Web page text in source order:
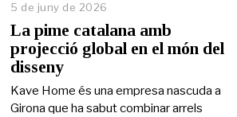
5 de juny de 2026
d
e
j
y
d
La pime catalana amb
projecció global en el món del
disseny
Kave Home és una empresa nascuda a
Girona que ha sabut combinar arrels